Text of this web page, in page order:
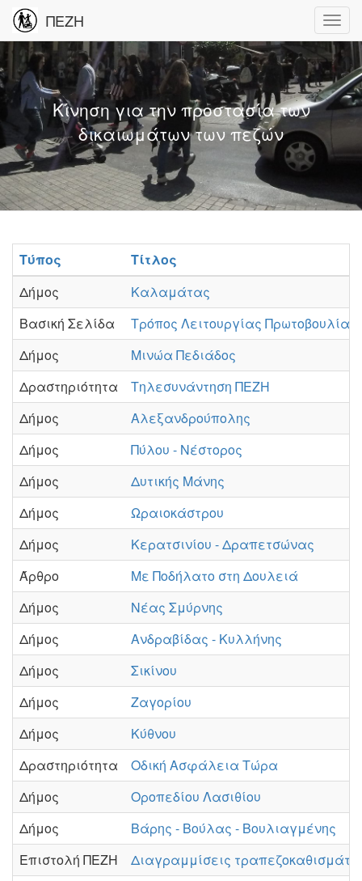
ΠΕΖΗ
Κίνηση για την προστασία των
δικαιωμάτων των πεζών
Τύπος
Τίτλος
Δήμος
Καλαμάτας
Βασική Σελίδα
Τρόπος Λειτουργίας
Δήμος
Μινώα Πεδιάδος
Δραστηριότητα
Τηλεσυνάντηση ΠΕΖΗ
Δήμος
Αλεξανδρούπολης
Δήμος
Πύλου - Νέστορος
Δήμος
Δυτικής Μάνης
Δήμος
Ωραιοκάστρου
Δήμος
Κερατσινίου - Δραπετσώνας
Άρθρο
Με Ποδήλατο στη Δουλειά
Δήμος
Νέας Σμύρνης
Δήμος
Ανδραβίδας - Κυλλήνης
Δήμος
Σικίνου
Δήμος
Ζαγορίου
Δήμος
Κύθνου
Δραστηριότητα
Οδική Ασφάλεια Τώρα
Δήμος
Οροπεδίου Λασιθίου
Δήμος
Βάρης - Βούλας - Βουλιαγμένης
Επιστολή ΠΕΖΗ
Διαγραμμίσεις